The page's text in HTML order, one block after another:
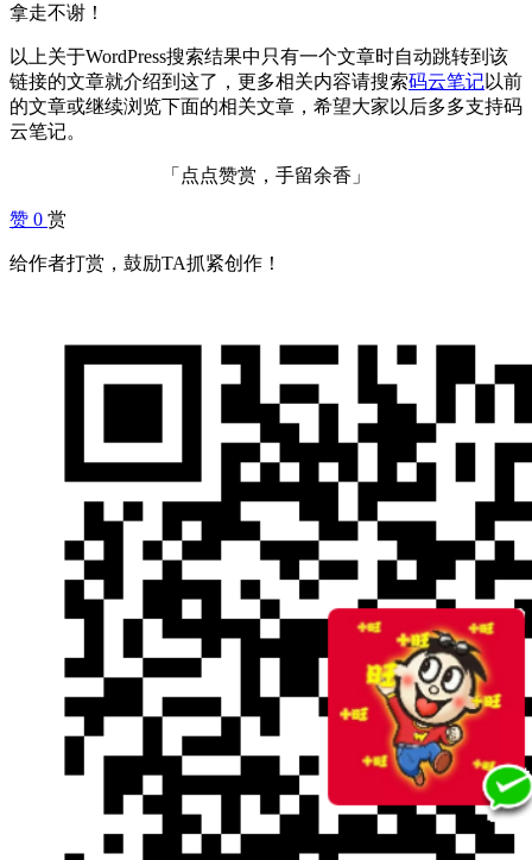
拿走不谢！
以上关于WordPress搜索结果中只有一个文章时自动跳转到该
链接的文章就介绍到这了，更多相关内容请搜索码云笔记以前
的文章或继续浏览下面的相关文章，希望大家以后多多支持码
云笔记。
「点点赞赏，手留余香」
赞 0 赏
给作者打赏，鼓励TA抓紧创作！